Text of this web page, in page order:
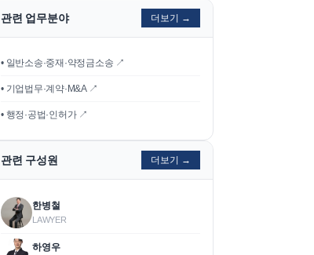
관련 업무분야 더보기 →
• 일반소송·중재·약정금소송 ↗
• 기업법무·계약·M&A ↗
• 행정·공법·인허가 ↗
관련 구성원 더보기 →
한병철
LAWYER
하영우